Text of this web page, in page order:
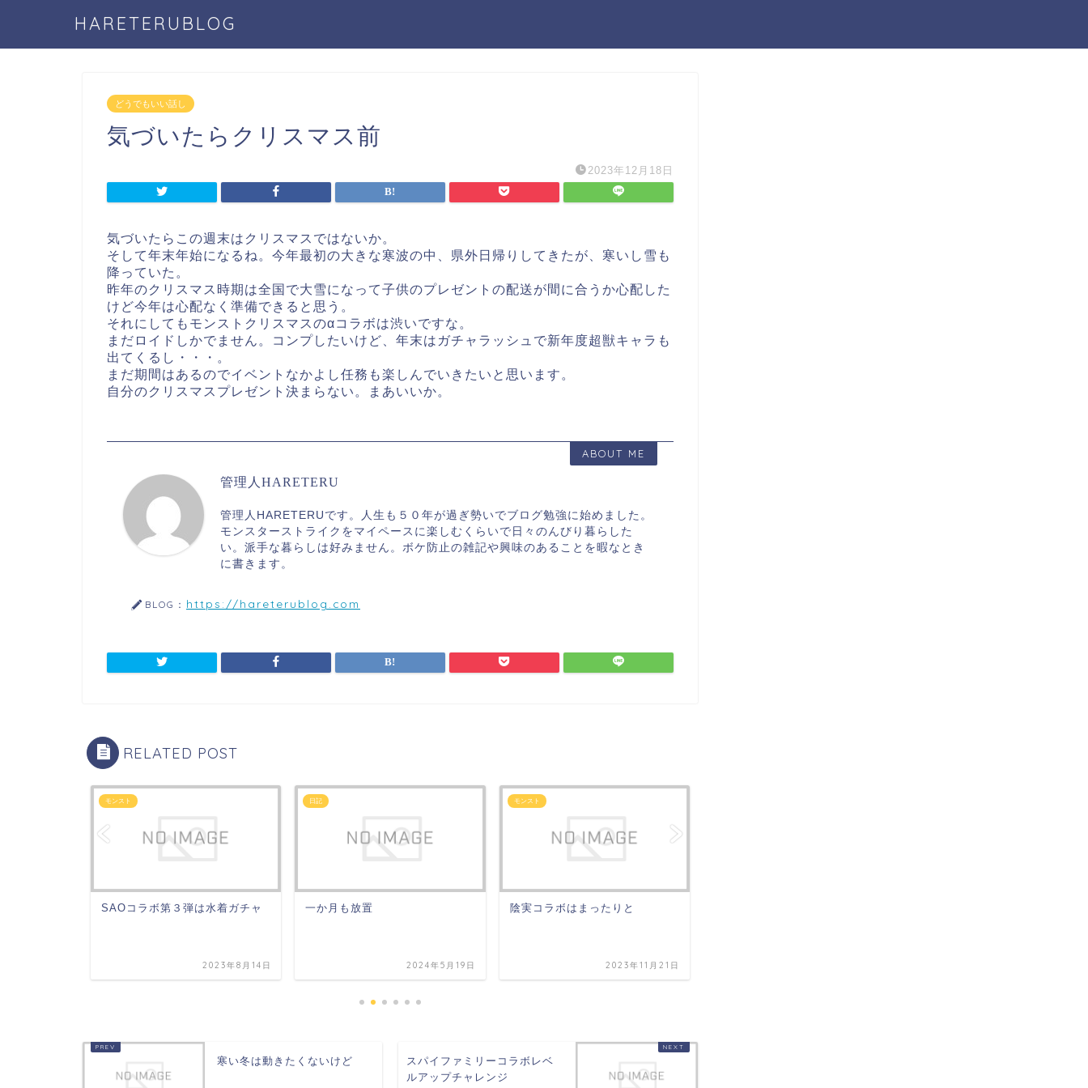
HARETERUBLOG
どうでもいい話し
気づいたらクリスマス前
2023年12月18日
気づいたらこの週末はクリスマスではないか。
そして年末年始になるね。今年最初の大きな寒波の中、県外日帰りしてきたが、寒いし雪も
降っていた。
昨年のクリスマス時期は全国で大雪になって子供のプレゼントの配送が間に合うか心配した
けど今年は心配なく準備できると思う。
それにしてもモンストクリスマスのαコラボは渋いですな。
まだロイドしかでません。コンプしたいけど、年末はガチャラッシュで新年度超獣キャラも
出てくるし・・・。
まだ期間はあるのでイベントなかよし任務も楽しんでいきたいと思います。
自分のクリスマスプレゼント決まらない。まあいいか。
ABOUT ME
管理人HARETERU
管理人HARETERUです。人生も５０年が過ぎ勢いでブログ勉強に始めました。
モンスターストライクをマイペースに楽しむくらいで日々のんびり暮らした
い。派手な暮らしは好みません。ボケ防止の雑記や興味のあることを暇なとき
に書きます。
BLOG： https://hareterublog.com
RELATED POST
モンスト
SAOコラボ第３弾は水着ガチャ
2023年8月14日
日記
一か月も放置
2024年5月19日
モンスト
陰実コラボはまったりと
2023年11月21日
寒い冬は動きたくないけど
スパイファミリーコラボレベ
ルアップチャレンジ